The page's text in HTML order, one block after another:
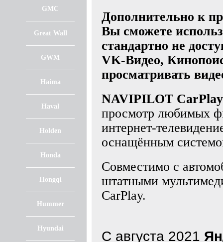
GMC
Great Wall
GWM
Haima
Haval
Holden
Honda
Hongqi
Hummer
Hyundai
Дополнительно к
Вы сможете
стандартно не
VK-Видео,
просматривать
NAVIPILOT
просмотр любимых
интернет-
оснащённым
Совместимо с
штатными
CarPlay.
С августа 2021